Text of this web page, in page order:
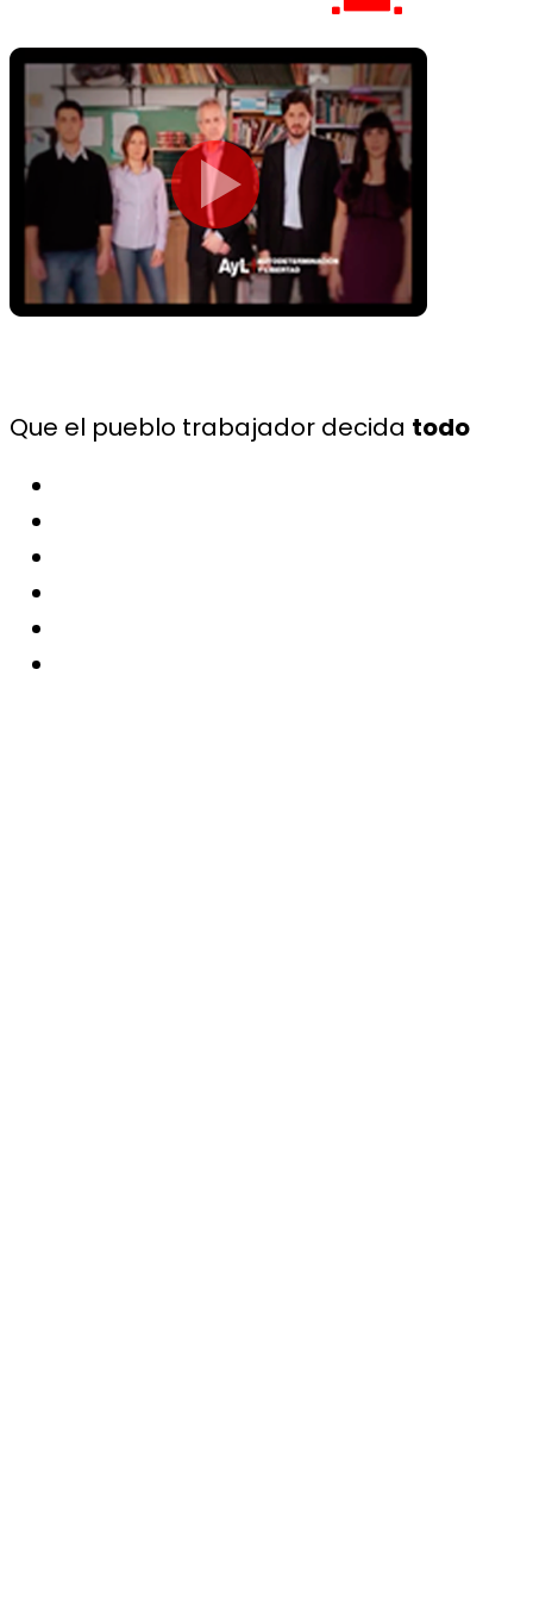
Que el pueblo trabajador decida todo